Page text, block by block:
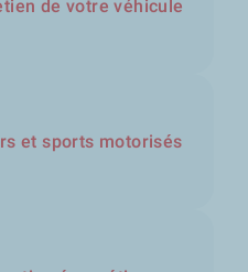
de votre véhicule
et sports motorisés